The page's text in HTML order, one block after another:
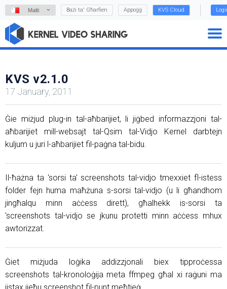
Malti Bażi ta' Għarfien Appoġġ KVS Cloud
KVS v2.1.0
17 January, 2011
Ġie miżjud plug-in tal-aħbarijiet, li jiġbed informazzjoni tal-
aħbarijiet mill-websajt tal-Qsim tal-Vidjo Kernel darbtejn
kuljum u juri l-aħbarijiet fil-paġna tal-bidu.
Il-ħażna ta 'sorsi ta' screenshots tal-vidjo tmexxiet fl-istess
folder fejn huma maħżuna s-sorsi tal-vidjo (u li għandhom
jingħalqu minn aċċess dirett), għalhekk is-sorsi ta
'screenshots tal-vidjo se jkunu protetti minn aċċess mhux
awtorizzat.
Ġiet miżjuda loġika addizzjonali biex tipproċessa
screenshots tal-kronoloġija meta ffmpeg għal xi raġuni ma